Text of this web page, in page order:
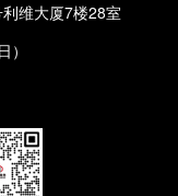
维大厦7楼28室